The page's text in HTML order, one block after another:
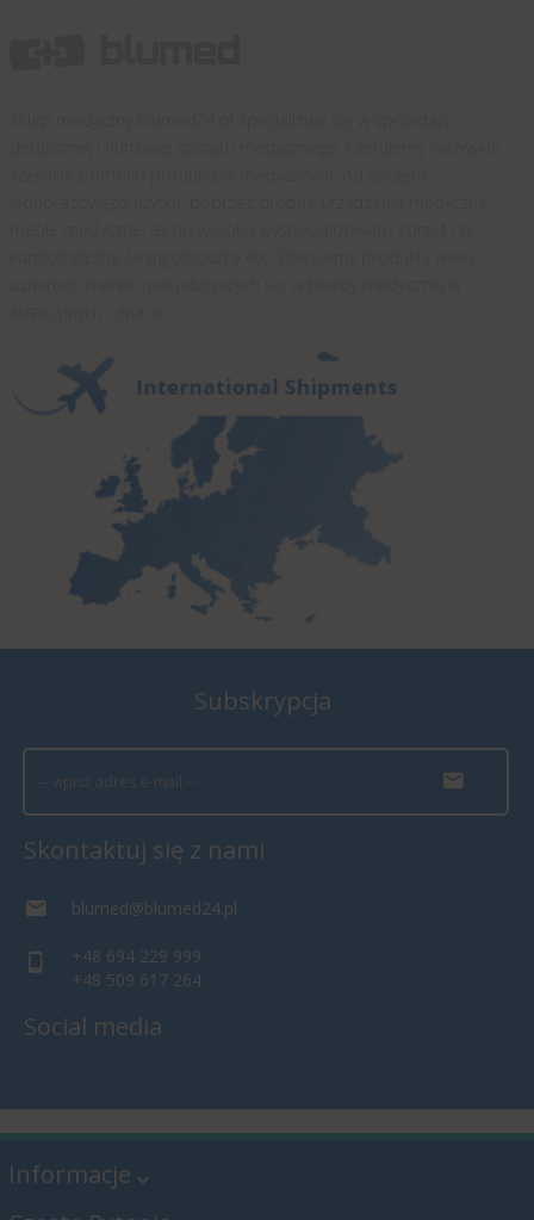
Subskrypcja
Skontaktuj się z nami
blumed@blumed24.pl
+48 694 229 999
+48 509 617 264
Social media
Informacje